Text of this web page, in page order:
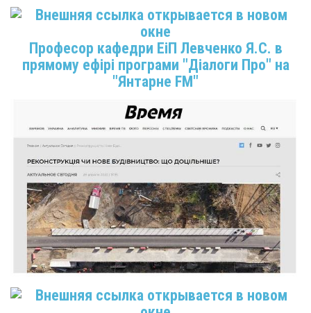
Професор кафедри ЕіП Левченко Я.С. в
прямому ефірі програми "Діалоги Про" на
"Янтарне FM"